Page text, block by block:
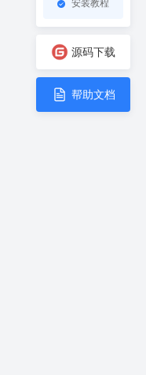
安装教程
源码下载
帮助文档